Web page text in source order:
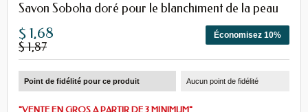
Savon Soboha doré pour le blanchiment de la peau
Économisez 10%
$ 1,68
$ 1,87
Point de fidélité pour ce produit Aucun point de fidélité
"VENTE EN GROS A PARTIR DE 3 MINIMUM"